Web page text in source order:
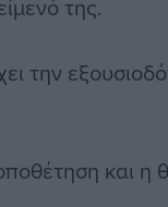
της.
την
και η